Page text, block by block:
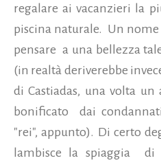
regalare ai vacanzieri la
piscina naturale. Un
pensare a una bellezza
(in realtà deriverebbe
di Castiadas, una volta un
bonificato dai
"rei", appunto). Di certo
lambisce la spiaggia di